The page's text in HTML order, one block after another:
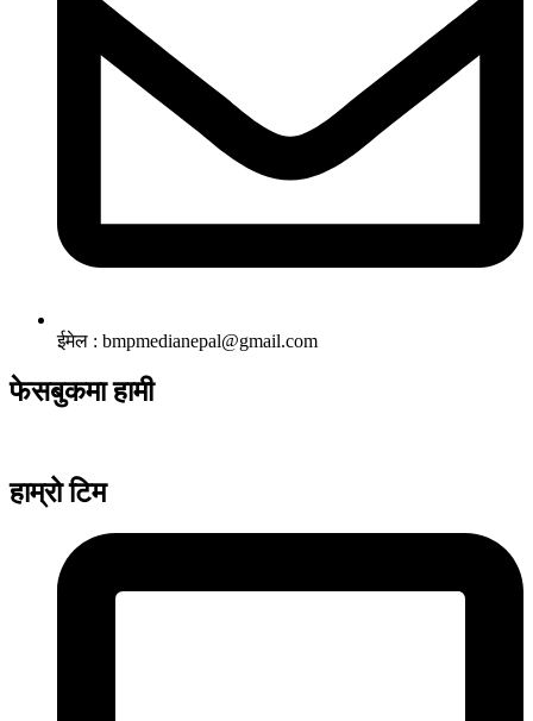
ईमेल : bmpmedianepal@gmail.com
फेसबुकमा हामी
हाम्रो टिम